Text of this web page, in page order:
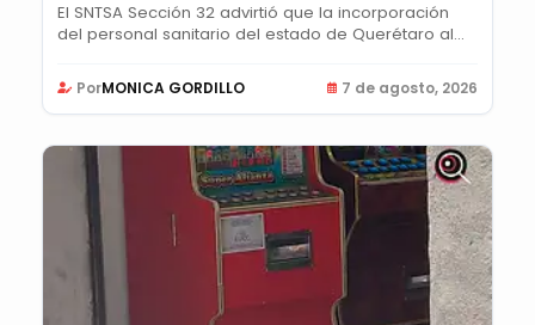
El SNTSA Sección 32 advirtió que la incorporación
del personal sanitario del estado de Querétaro al...
PorMONICA GORDILLO 7 de agosto, 2026